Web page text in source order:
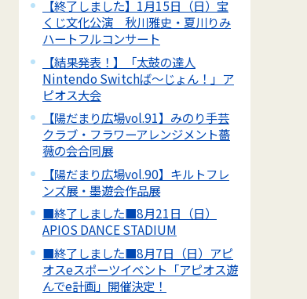
【終了しました】1月15日（日）宝
くじ文化公演 秋川雅史・夏川りみ
ハートフルコンサート
【結果発表！】「太鼓の達人
Nintendo Switchば～じょん！」ア
ピオス大会
【陽だまり広場vol.91】みのり手芸
クラブ・フラワーアレンジメント薔
薇の会合同展
【陽だまり広場vol.90】キルトフレ
ンズ展・墨遊会作品展
■終了しました■8月21日（日）
APIOS DANCE STADIUM
■終了しました■8月7日（日）アピ
オスeスポーツイベント「アピオス遊
んでe計画」開催決定！